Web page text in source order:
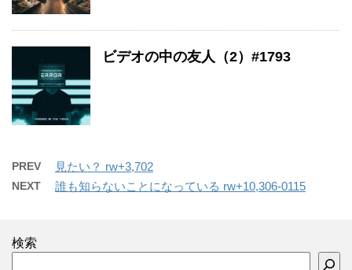
ビデオの中の友人（2）#1793
PREV 見たい？ rw+3,702
NEXT 誰も知らないことになっている rw+10,306-0115
検索